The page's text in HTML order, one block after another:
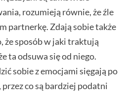
rozumieją równie, że źle
partnerkę. Zdają sobie także
że sposób w jaki traktują
ta odsuwa się od niego.
sobie z emocjami sięgają po
co są bardziej podatni